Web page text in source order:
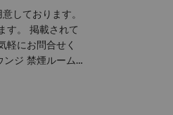
しております。
す。 掲載されて
軽にお問合せく